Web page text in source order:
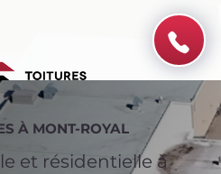
À MONT-ROYAL
et résidentielle à